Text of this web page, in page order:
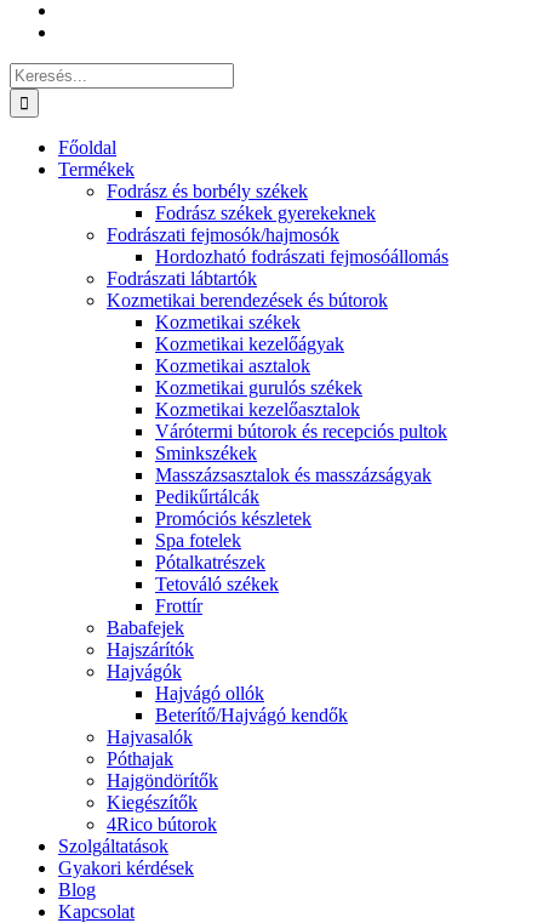
Keresés...
Főoldal
Termékek
Fodrász és borbély székek
Fodrász székek gyerekeknek
Fodrászati fejmosók/hajmosók
Hordozható fodrászati fejmosóállomás
Fodrászati lábtartók
Kozmetikai berendezések és bútorok
Kozmetikai székek
Kozmetikai kezelőágyak
Kozmetikai asztalok
Kozmetikai gurulós székek
Kozmetikai kezelőasztalok
Várótermi bútorok és recepciós pultok
Sminkszékek
Masszázsasztalok és masszázságyak
Pedikűrtálcák
Promóciós készletek
Spa fotelek
Pótalkatrészek
Tetováló székek
Frottír
Babafejek
Hajszárítók
Hajvágók
Hajvágó ollók
Beterítő/Hajvágó kendők
Hajvasalók
Póthajak
Hajgöndörítők
Kiegészítők
4Rico bútorok
Szolgáltatások
Gyakori kérdések
Blog
Kapcsolat